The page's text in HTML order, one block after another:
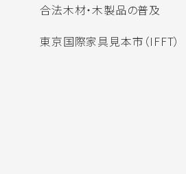
合法木材・木製品の普及
東京国際家具見本市（IFFT）